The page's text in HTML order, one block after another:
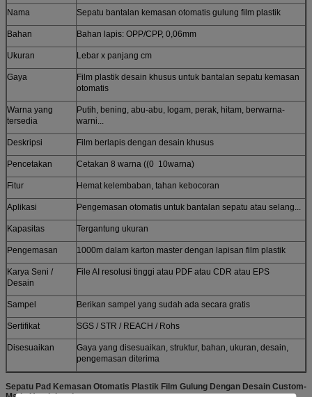
Nama Sepatu bantalan kemasan otomatis gulung film plastik
Bahan Bahan lapis: OPP/CPP, 0,06mm
Ukuran Lebar x panjang cm
Gaya
Film plastik desain khusus untuk bantalan sepatu kemasan
otomatis
Warna yang
tersedia
Putih, bening, abu-abu, logam, perak, hitam, berwarna-
warni...
Deskripsi Film berlapis dengan desain khusus
Pencetakan Cetakan 8 warna ((0 ️ 10warna)
Fitur Hemat kelembaban, tahan kebocoran
Aplikasi Pengemasan otomatis untuk bantalan sepatu atau selang...
Kapasitas Tergantung ukuran
Pengemasan 1000m dalam karton master dengan lapisan film plastik
Karya Seni /
Desain
File AI resolusi tinggi atau PDF atau CDR atau EPS
Sampel Berikan sampel yang sudah ada secara gratis
Sertifikat SGS / STR / REACH / Rohs
Disesuaikan
Gaya yang disesuaikan, struktur, bahan, ukuran, desain,
pengemasan diterima
Sepatu Pad Kemasan Otomatis Plastik Film Gulung Dengan Desain Custom-